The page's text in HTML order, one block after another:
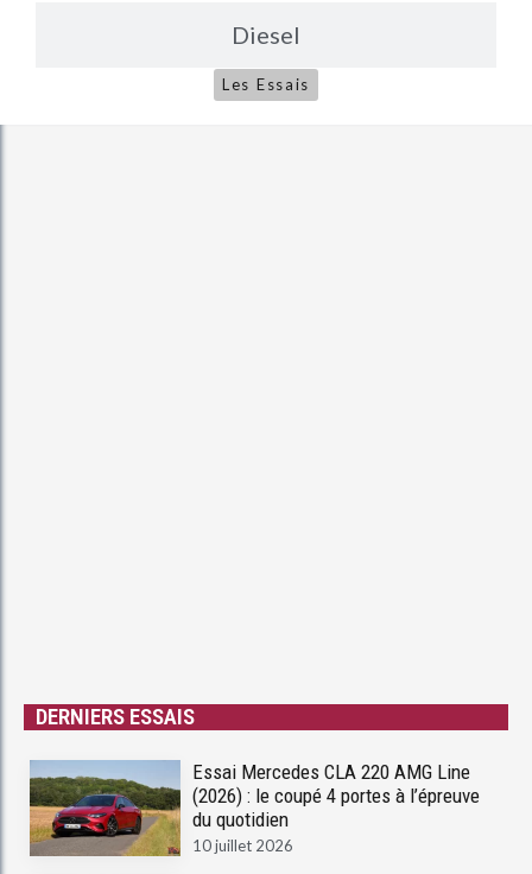
Diesel
Les Essais
DERNIERS ESSAIS
Essai Mercedes CLA 220 AMG Line
(2026) : le coupé 4 portes à l’épreuve
du quotidien
10 juillet 2026